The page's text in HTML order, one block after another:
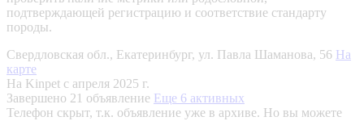
подтверждающей регистрацию и соответствие стандарту
породы.
Свердловская обл., Екатеринбург, ул. Павла Шаманова, 56 На
карте
На Kinpet c апреля 2025 г.
Завершено 21 объявление Еще 6 активных
Телефон скрыт, т.к. объявление уже в архиве. Но вы можете